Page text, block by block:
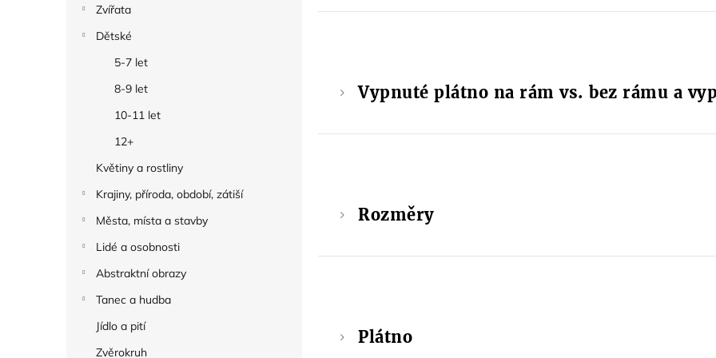
Zvířata
Dětské
5-7 let
8-9 let
10-11 let
12+
Květiny a rostliny
Krajiny, příroda, období, zátiší
Města, místa a stavby
Lidé a osobnosti
Abstraktní obrazy
Tanec a hudba
Jídlo a pití
Zvěrokruh
Vypnuté plátno na rám vs. bez rámu a
Rozměry
Plátno